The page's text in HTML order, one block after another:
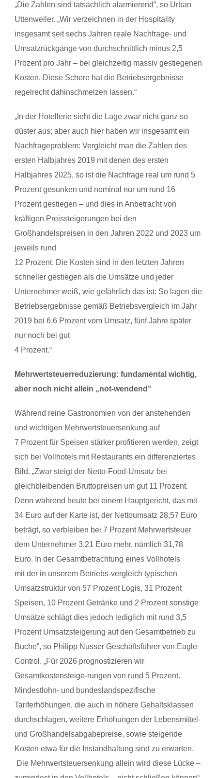
„Die Zahlen sind tatsächlich alarmierend“, so Urban
Uttenweiler. „Wir verzeichnen in derHospitality
insgesamt seit sechs Jahren reale Nachfrage- und
Umsatzrückgänge von durchschnittlich minus 2,5
Prozent pro Jahr – bei gleichzeitig massiv gestiegenen
Kosten. Diese Schere hat die Betriebsergebnisse
regelrecht dahinschmelzen lassen.“
„In derHotellerie sieht die Lage zwar nicht ganz so
düster aus; aber auch hier haben wir insgesamt ein
Nachfrageproblem: Vergleicht man die Zahlen des
ersten Halbjahres 2019 mit denen des ersten
Halbjahres 2025, so ist die Nachfrage real um rund 5
Prozent gesunken und nominal nur um rund 16
Prozent gestiegen – und dies in Anbetracht von
kräftigen Preissteigerungen bei den
Großhandelspreisen in den Jahren 2022 und 2023 um
jeweils rund
12 Prozent. Die Kosten sind in den letzten Jahren
schneller gestiegen als die Umsätze und jeder
Unternehmer weiß, wie gefährlich das ist: So lagen die
Betriebsergebnisse gemäß Betriebsvergleich im Jahr
2019 bei 6,6 Prozent vom Umsatz, fünf Jahre später
nur noch bei gut
4 Prozent.“
Mehrwertsteuerreduzierung: fundamental wichtig,
aber noch nicht allein „not-wendend“
Während reine Gastronomien von deranstehenden
und wichtigen Mehrwertsteuersenkung auf
7 Prozent für Speisen stärker profitieren werden, zeigt
sich bei Vollhotels mit Restaurants ein differenziertes
Bild. „Zwar steigtderNetto-Food-Umsatz bei
gleichbleibenden Bruttopreisen um gut 11 Prozent.
Denn während heute bei einem Hauptgericht, das mit
34 Euro aufderKarte ist, derNettoumsatz 28,57 Euro
beträgt, so verbleiben bei 7 Prozent Mehrwertsteuer
dem Unternehmer 3,21 Euro mehr, nämlich 31,78
Euro. In derGesamtbetrachtung eines Vollhotels
mitderin unserem Betriebs-vergleich typischen
Umsatzstruktur von 57 Prozent Logis, 31 Prozent
Speisen, 10 Prozent Getränke und 2 Prozent sonstige
Umsätze schlägt dies jedoch lediglich mit rund 3,5
Prozent Umsatzsteigerung auf den Gesamtbetrieb zu
Buche“, so Philipp Nusser Geschäftsführer von Eagle
Control. „Für 2026 prognostizieren wir
Gesamtkostensteige-rungen von rund 5 Prozent.
Mindestlohn- und bundeslandspezifische
Tariferhöhungen, die auch in höhere Gehaltsklassen
durchschlagen, weitere Erhöhungen derLebensmittel-
und Großhandelsabgabepreise, sowie steigende
Kosten etwa für die Instandhaltung sind zu erwarten.
Die Mehrwertsteuersenkung allein wird diese Lücke –